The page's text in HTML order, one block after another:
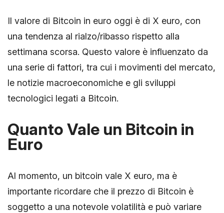
Il valore di Bitcoin in euro oggi è di X euro, con
una tendenza al rialzo/ribasso rispetto alla
settimana scorsa. Questo valore è influenzato da
una serie di fattori, tra cui i movimenti del mercato,
le notizie macroeconomiche e gli sviluppi
tecnologici legati a Bitcoin.
Quanto Vale un Bitcoin in
Euro
Al momento, un bitcoin vale X euro, ma è
importante ricordare che il prezzo di Bitcoin è
soggetto a una notevole volatilità e può variare